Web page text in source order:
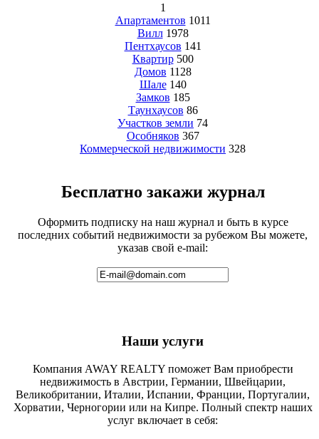
1
Апартаментов 1011
Вилл 1978
Пентхаусов 141
Квартир 500
Домов 1128
Шале 140
Замков 185
Таунхаусов 86
Участков земли 74
Особняков 367
Коммерческой недвижимости 328
Бесплатно закажи журнал
Оформить подписку на наш журнал и быть в курсе
последних событий недвижимости за рубежом Вы можете,
указав свой e-mail:
Наши услуги
Компания AWAY REALTY поможет Вам приобрести
недвижимость в Австрии, Германии, Швейцарии,
Великобритании, Италии, Испании, Франции, Португалии,
Хорватии, Черногории или на Кипре. Полный спектр наших
услуг включает в себя: